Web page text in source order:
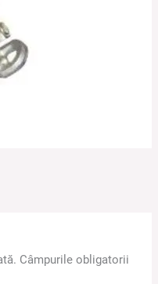
Câmpurile obligatorii